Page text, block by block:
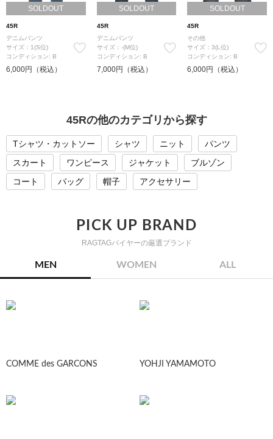
SOLDOUT
45R
デニムパンツ
サイズ：1(S位)
コンディション: B
6,000円（税込）
SOLDOUT
45R
デニムパンツ
サイズ：-(M位)
コンディション: B
7,000円（税込）
SOLDOUT
45R
その他
サイズ：3(L位)
コンディション: B
6,000円（税込）
45Rの他のカテゴリから探す
Tシャツ・カットソー シャツ ニット
パンツ
スカート
ワンピース ジャケット
ブルゾン
コート
バッグ 帽子 アクセサリー
PICK UP BRAND
RAGTAGバイヤーの厳選ブランド
MEN WOMEN ALL
COMME des GARCONS YOHJI YAMAMOTO